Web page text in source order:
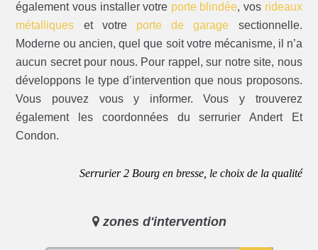
également vous installer votre porte blindée, vos rideaux
métalliques et votre porte de garage sectionnelle.
Moderne ou ancien, quel que soit votre mécanisme, il n’a
aucun secret pour nous. Pour rappel, sur notre site, nous
développons le type d’intervention que nous proposons.
Vous pouvez vous y informer. Vous y trouverez
également les coordonnées du serrurier Andert Et
Condon.
Serrurier 2 Bourg en bresse, le choix de la qualité
zones d'intervention